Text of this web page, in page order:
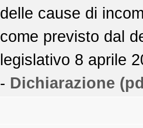
delle cause di
come previsto dal
legislativo 8 aprile
- Dichiarazione